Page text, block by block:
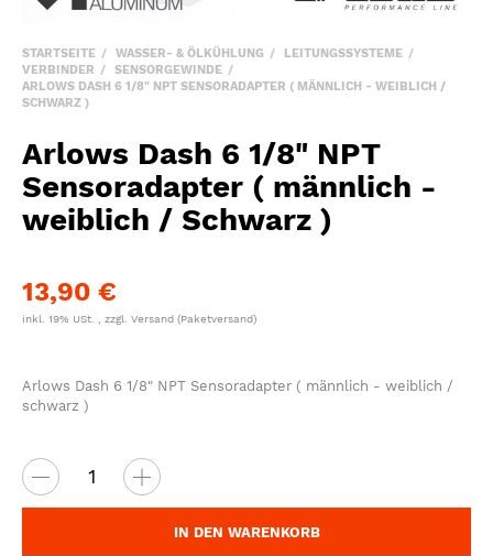
STARTSEITE WASSER- & ÖLKÜHLUNG
LEITUNGSSYSTEME
VERBINDER
SENSORGEWINDE
ARLOWS DASH 6 1/8" NPT SENSORADAPTER ( MÄNNLICH - WEIBLICH /
SCHWARZ )
Arlows Dash 6 1/8" NPT
Sensoradapter ( männlich -
weiblich / Schwarz )
13,90 €
inkl. 19% USt. , zzgl. Versand (Paketversand)
Arlows Dash 6 1/8" NPT Sensoradapter ( männlich - weiblich /
schwarz )
IN DEN WARENKORB